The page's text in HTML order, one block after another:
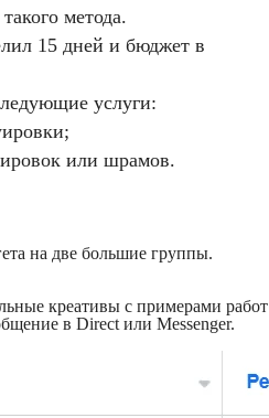
метода.
15 дней и бюджет в
услуги:
или шрамов.
на две большие группы.
креативы с примерами работ
в Direct или Messenger.